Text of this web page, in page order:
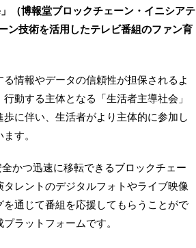
（博報堂ブロックチェーン・イニシアテ
ン技術を活用したテレビ番組のファン育
情報やデータの信頼性が担保されるよ
動する主体となる「生活者主導社会」
に伴い、生活者がより主体的に参加し
す。
かつ迅速に移転できるブロックチェー
レントのデジタルフォトやライブ映像
通じて番組を応援してもらうことがで
ラットフォームです。